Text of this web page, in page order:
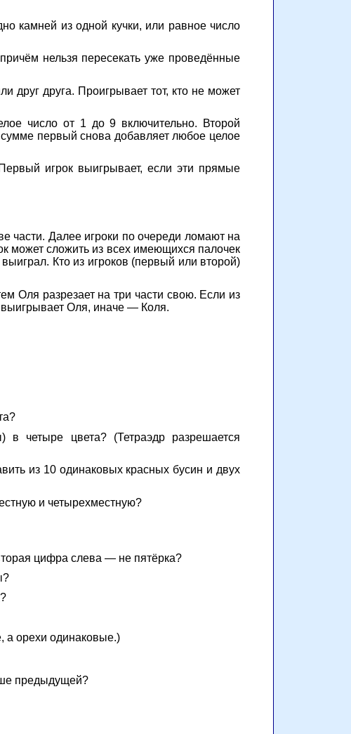
камней из одной кучки, или равное число
нельзя пересекать уже проведённые
друг друга. Проигрывает тот, кто не может
число от 1 до 9 включительно. Второй
первый снова добавляет любое целое
игрок выигрывает, если эти прямые
части. Далее игроки по очереди ломают на
может сложить из всех имеющихся палочек
Кто из игроков (первый или второй)
Оля разрезает на три части свою. Если из
выигрывает Оля, иначе — Коля.
в четыре цвета? (Тетраэдр разрешается
из 10 одинаковых красных бусин и двух
и четырехместную?
цифра слева — не пятёрка?
а орехи одинаковые.)
предыдущей?